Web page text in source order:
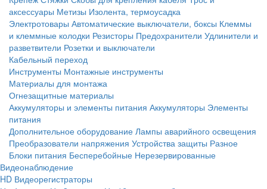
аксессуары Метизы Изолента, термоусадка
Электротовары Автоматические выключатели, боксы Клеммы
и клеммные колодки Резисторы Предохранители Удлинители и
разветвители Розетки и выключатели
Кабельный переход
Инструменты Монтажные инструменты
Материалы для монтажа
Огнезащитные материалы
Аккумуляторы и элементы питания Аккумуляторы Элементы
питания
Дополнительное оборудование Лампы аварийного освещения
Преобразователи напряжения Устройства защиты Разное
Блоки питания Бесперебойные Нерезервированные
Видеонаблюдение
HD Видеорегистраторы